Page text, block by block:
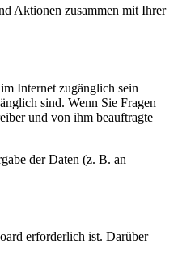
Aktionen zusammen mit Ihrer
Internet zugänglich sein
sind. Wenn Sie Fragen
und von ihm beauftragte
der Daten (z. B. an
erforderlich ist. Darüber